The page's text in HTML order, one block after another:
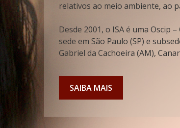
relativos ao meio ambiente, ao
Desde 2001, o ISA é uma Oscip
sede em São Paulo (SP) e
Gabriel da Cachoeira (AM),
SAIBA MAIS